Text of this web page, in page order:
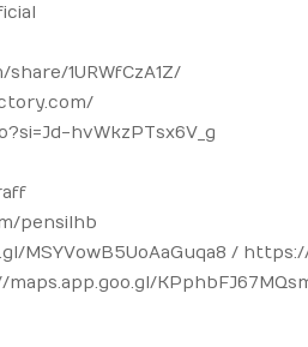
1URWfCzA1Z/
hvWkzPTsx6V_g
pensilhb
MSYVowB5UoAaGuqa8 /